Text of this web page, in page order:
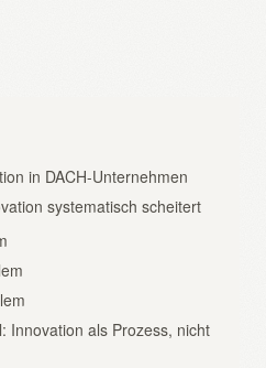
in DACH-Unternehmen
systematisch scheitert
Innovation als Prozess, nicht